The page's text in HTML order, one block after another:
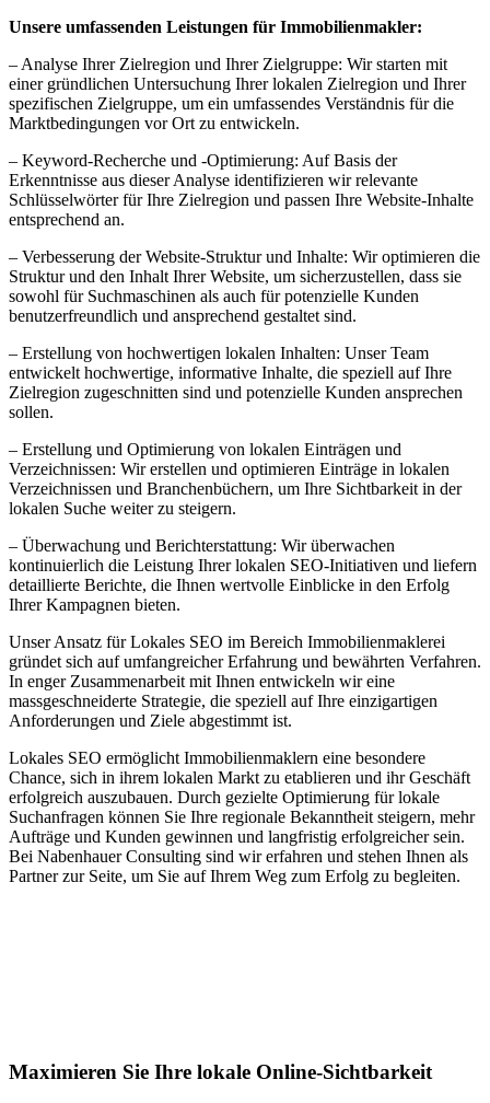
Unsere umfassenden Leistungen für Immobilienmakler:
– Analyse Ihrer Zielregion und Ihrer Zielgruppe: Wir starten mit
einer gründlichen Untersuchung Ihrer lokalen Zielregion und Ihrer
spezifischen Zielgruppe, um ein umfassendes Verständnis für die
Marktbedingungen vor Ort zu entwickeln.
– Keyword-Recherche und -Optimierung: Auf Basis der
Erkenntnisse aus dieser Analyse identifizieren wir relevante
Schlüsselwörter für Ihre Zielregion und passen Ihre Website-Inhalte
entsprechend an.
– Verbesserung der Website-Struktur und Inhalte: Wir optimieren die
Struktur und den Inhalt Ihrer Website, um sicherzustellen, dass sie
sowohl für Suchmaschinen als auch für potenzielle Kunden
benutzerfreundlich und ansprechend gestaltet sind.
– Erstellung von hochwertigen lokalen Inhalten: Unser Team
entwickelt hochwertige, informative Inhalte, die speziell auf Ihre
Zielregion zugeschnitten sind und potenzielle Kunden ansprechen
sollen.
– Erstellung und Optimierung von lokalen Einträgen und
Verzeichnissen: Wir erstellen und optimieren Einträge in lokalen
Verzeichnissen und Branchenbüchern, um Ihre Sichtbarkeit in der
lokalen Suche weiter zu steigern.
– Überwachung und Berichterstattung: Wir überwachen
kontinuierlich die Leistung Ihrer lokalen SEO-Initiativen und liefern
detaillierte Berichte, die Ihnen wertvolle Einblicke in den Erfolg
Ihrer Kampagnen bieten.
Unser Ansatz für Lokales SEO im Bereich Immobilienmaklerei
gründet sich auf umfangreicher Erfahrung und bewährten Verfahren.
In enger Zusammenarbeit mit Ihnen entwickeln wir eine
massgeschneiderte Strategie, die speziell auf Ihre einzigartigen
Anforderungen und Ziele abgestimmt ist.
Lokales SEO ermöglicht Immobilienmaklern eine besondere
Chance, sich in ihrem lokalen Markt zu etablieren und ihr Geschäft
erfolgreich auszubauen. Durch gezielte Optimierung für lokale
Suchanfragen können Sie Ihre regionale Bekanntheit steigern, mehr
Aufträge und Kunden gewinnen und langfristig erfolgreicher sein.
Bei Nabenhauer Consulting sind wir erfahren und stehen Ihnen als
Partner zur Seite, um Sie auf Ihrem Weg zum Erfolg zu begleiten.
Maximieren Sie Ihre lokale Online-Sichtbarkeit